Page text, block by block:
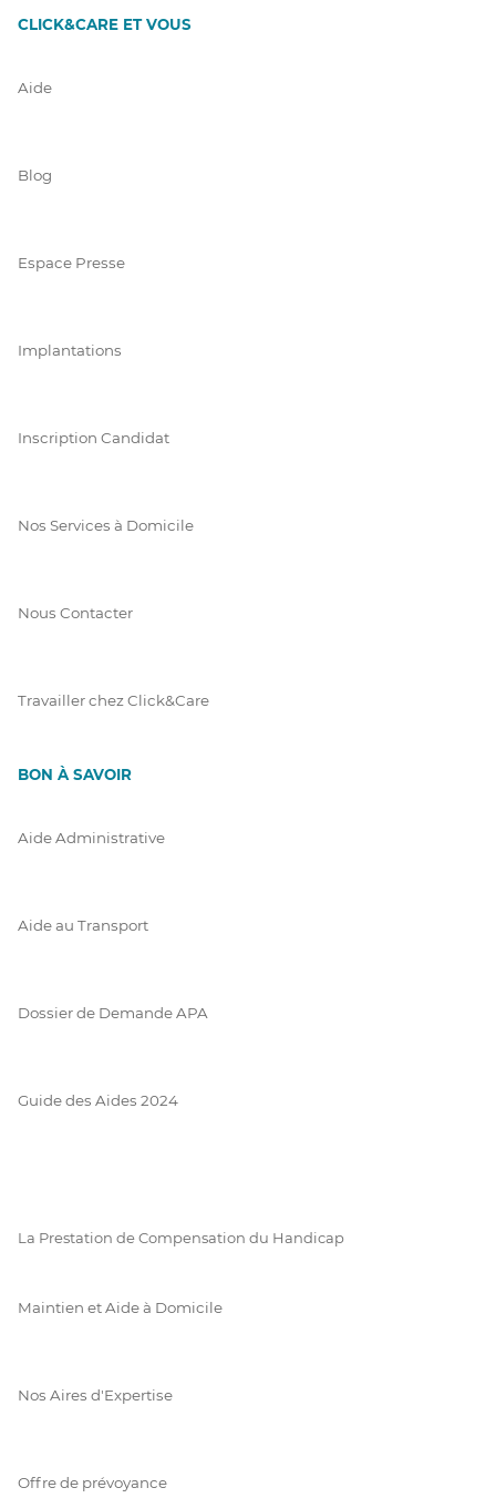
CLICK&CARE ET VOUS
Aide
Blog
Espace Presse
Implantations
Inscription Candidat
Nos Services à Domicile
Nous Contacter
Travailler chez Click&Care
BON À SAVOIR
Aide Administrative
Aide au Transport
Dossier de Demande APA
Guide des Aides 2024
La Prestation de Compensation du Handicap
Maintien et Aide à Domicile
Nos Aires d'Expertise
Offre de prévoyance